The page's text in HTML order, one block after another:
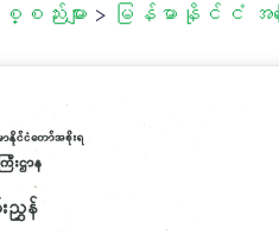
ည်းများ > မြန်မာနိုင်ငံ အခ